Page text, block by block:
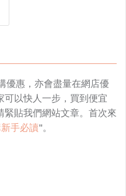
優惠，亦會盡量在網店優
可以快人一步，買到便宜
貼我們網站文章。首次來
手必讀"。